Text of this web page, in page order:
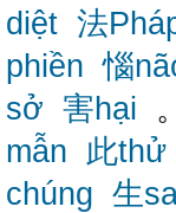
diệt 法
phiền 惱
sở 害hại
mẫn
此thử
chúng 生